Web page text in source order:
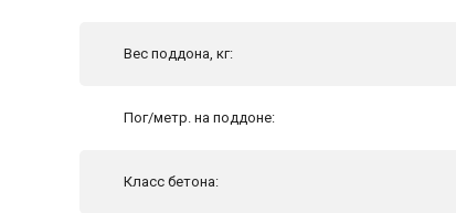
Вес поддона, кг:
Пог/метр. на поддоне:
Класс бетона: